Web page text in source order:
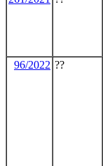
96/2022 ??